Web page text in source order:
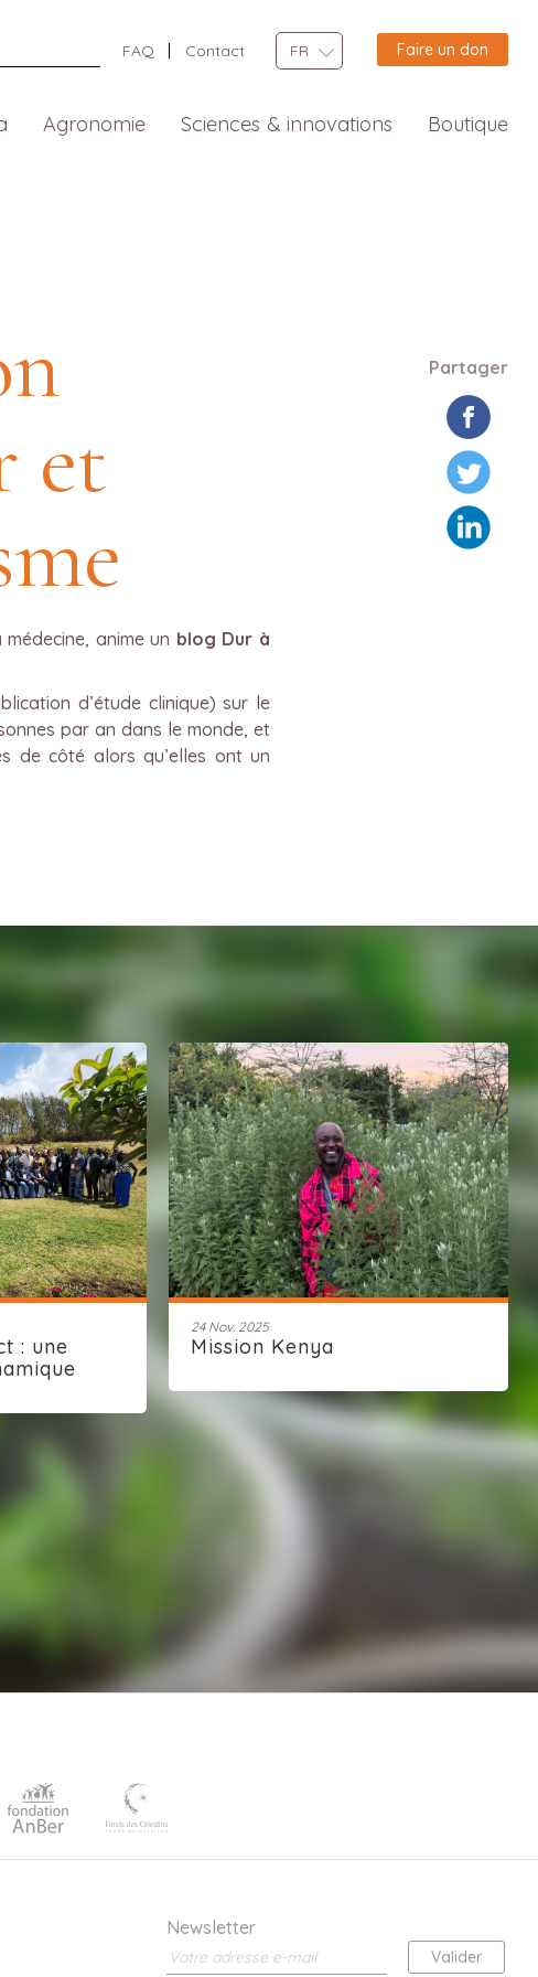
FAQ Contact FR Faire un don
Agronomie Sciences & innovations Boutique
et
anime un blog Dur à
d’étude clinique) sur le
par an dans le monde, et
de côté alors qu’elles ont un
Partager
: une
24 Nov. 2025
Mission Kenya
Newsletter